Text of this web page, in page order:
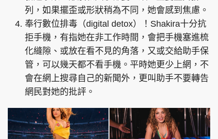
列，如果擺歪或形狀稍為不同，她會感到焦慮。
奉行數位排毒（digital detox）！Shakira十分抗
拒手機，有指她在非工作時間，會把手機塞進梳
化縫隙、或放在看不見的角落，又或交給助手保
管，可以幾天都不看手機。平時她更少上網，不
會在網上搜尋自己的新聞外，更叫助手不要轉告
網民對她的批評。